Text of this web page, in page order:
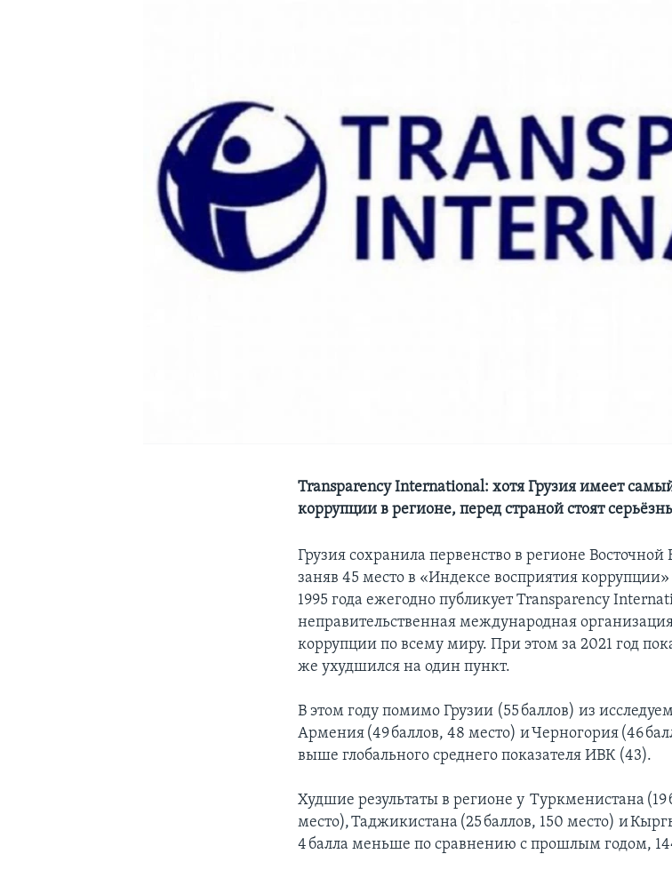
Transparency International: хотя Грузия имеет
коррупции в регионе, перед страной стоят
Грузия сохранила первенство в регионе
заняв 45 место в «Индексе восприятия
1995 года ежегодно публикует Transparency
неправительственная международная
коррупции по всему миру. При этом за 2021 год
же ухудшился на один пункт.
В этом году помимо Грузии (55 баллов) из
Армения (49 баллов, 48 место) и Черногория (46
выше глобального среднего показателя ИВК (43).
Худшие результаты в регионе у Туркменистана (19
место), Таджикистана (25 баллов, 150 место) и
4 балла меньше по сравнению с прошлым годом,